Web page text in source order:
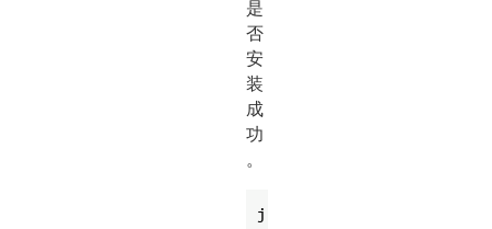
是
否
安
装
成
功
。
j